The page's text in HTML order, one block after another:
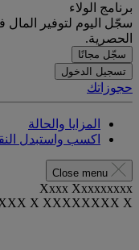
برنامج الولاء
سجّل اليوم لتوفير المال
الحصرية.
سجّل مجانًا
تسجيل الدخول
حجوزاتك
المزايا والحالة
اكسب واستبدل
Close menu
Xxxx Xxxxxxxxx
X XXXXXXXX X